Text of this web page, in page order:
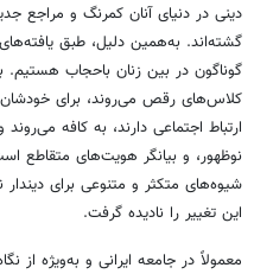
دینی در دنیای آنان کمرنگ و مراجع
گشته‌اند. به‌همین دلیل، طبق
گوناگون در بین زنان باحجاب هستیم.
کلاس‌های رقص ‌می‌روند، برای
ارتباط اجتماعی دارند، به کافه
نوظهور، و بیانگر هویت‌های متقاطع
شیوه‌های متکثر و متنوعی برای
این تغییر را نادیده گرفت.
معمولاً در جامعه ایرانی و به‌ویژه از